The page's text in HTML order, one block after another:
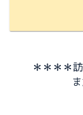
＊＊＊＊